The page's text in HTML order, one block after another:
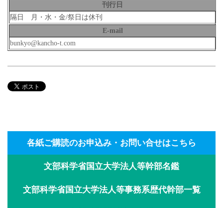
刊行日
隔日 月・水・金/祭日は休刊
E-mail
bunkyo@kancho-t.com
各紙ご購読のお申込み・お問い合せはこちら
文部科学省国立大学法人等幹部名鑑
文部科学省国立大学法人等事務系歴代幹部一覧